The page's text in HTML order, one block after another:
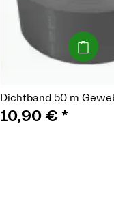
(Paket)
Dichtband 50 m
10,90 €*